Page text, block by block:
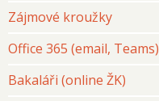
Zájmové kroužky
Office 365 (email, Teams)
Bakaláři (online ŽK)